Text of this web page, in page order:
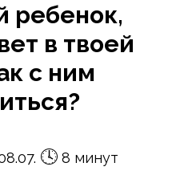
ребенок,
в твоей
с ним
🕓8 минут